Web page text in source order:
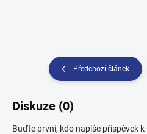
Předchozí článek
Diskuze (0)
Buďte první, kdo napíše příspěvek